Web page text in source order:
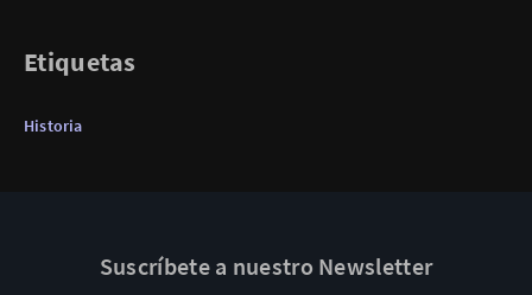
Etiquetas
Historia
Suscríbete a nuestro Newsletter